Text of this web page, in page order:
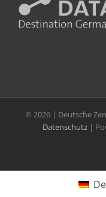
© 2026 | Deutsche
Datenschutz |